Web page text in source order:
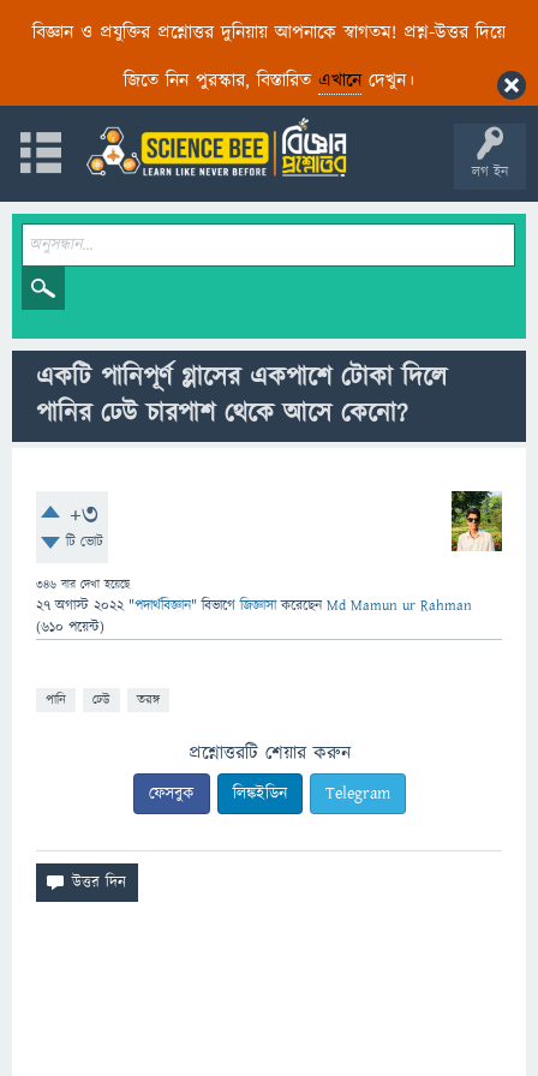
বিজ্ঞান ও প্রযুক্তির প্রশ্নোত্তর দুনিয়ায় আপনাকে স্বাগতম! প্রশ্ন-উত্তর দিয়ে
জিতে নিন পুরস্কার, বিস্তারিত এখানেদেখুন।
লগ ইন
একটি পানিপূর্ণ গ্লাসের একপাশে টোকা দিলে
পানির ঢেউ চারপাশ থেকে আসে কেনো?
+3
টি ভোট
346 বার দেখা হয়েছে
27 অগাস্ট 2022 "পদার্থবিজ্ঞান" বিভাগে জিজ্ঞাসাকরেছেনMd Mamun ur Rahman
(610 পয়েন্ট)
পানি ঢেউ তরঙ্গ
প্রশ্নোত্তরটি শেয়ার করুন
ফেসবুক লিঙ্কইডিন Telegram